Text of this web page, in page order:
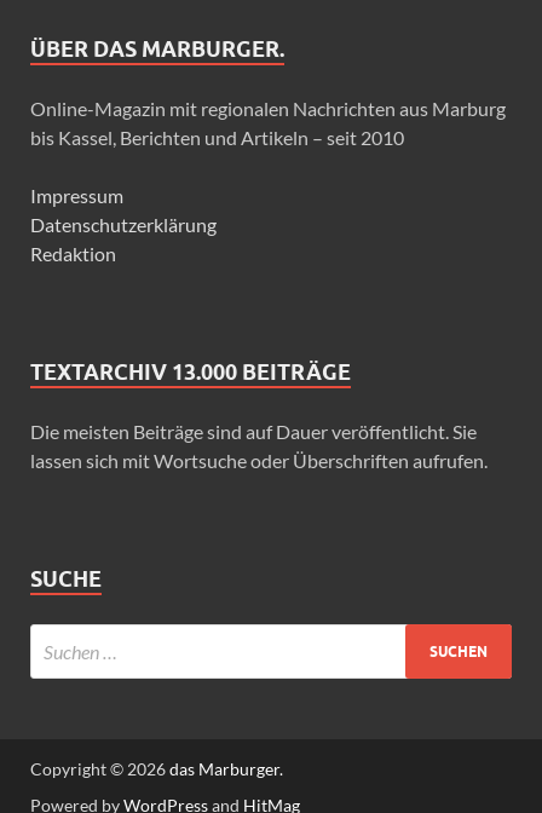
ÜBER DAS MARBURGER.
Online-Magazin mit regionalen Nachrichten aus Marburg
bis Kassel, Berichten und Artikeln – seit 2010
Impressum
Datenschutzerklärung
Redaktion
TEXTARCHIV 13.000 BEITRÄGE
Die meisten Beiträge sind auf Dauer veröffentlicht. Sie
lassen sich mit Wortsuche oder Überschriften aufrufen.
SUCHE
Copyright © 2026das Marburger.
Powered byWordPressand HitMag